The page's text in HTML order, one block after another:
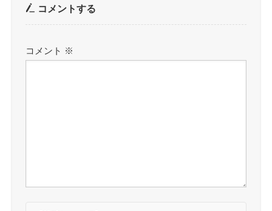
コメントする
コメント ※